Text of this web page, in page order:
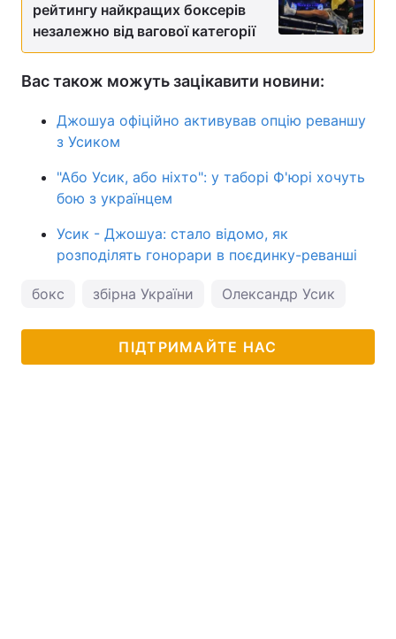
рейтингу найкращих боксерів
незалежно від вагової категорії
Вас також можуть зацікавити новини:
Джошуа офіційно активував опцію реваншу
з Усиком
"Або Усик, або ніхто": у таборі Ф'юрі хочуть
бою з українцем
Усик - Джошуа: стало відомо, як
розподілять гонорари в поєдинку-реванші
бокс збірна України Олександр Усик
ПІДТРИМАЙТЕ НАС